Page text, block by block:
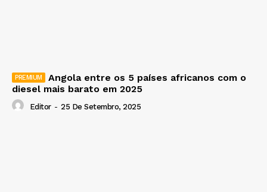
Angola entre os 5 países africanos com o
diesel mais barato em 2025
Editor - 25 De Setembro, 2025